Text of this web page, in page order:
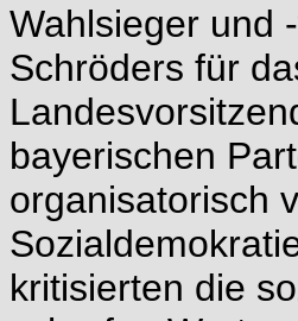
Wahlsieger und
Schröders für
bayerischen
organisatorisch
kritisierten die